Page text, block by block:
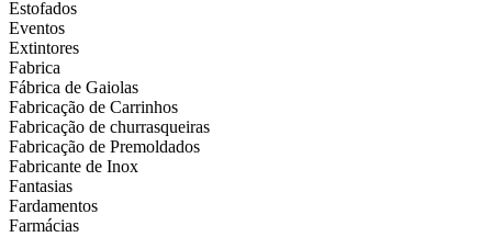
Estofados
Eventos
Extintores
Fabrica
Fábrica de Gaiolas
Fabricação de Carrinhos
Fabricação de churrasqueiras
Fabricação de Premoldados
Fabricante de Inox
Fantasias
Fardamentos
Farmácias